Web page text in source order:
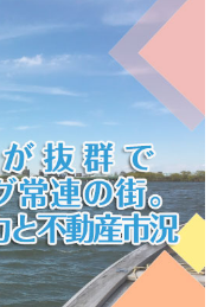
c
e
b
o
o
k